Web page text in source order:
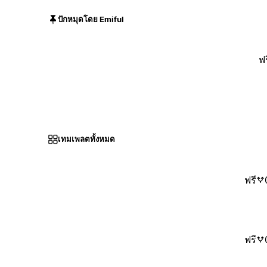
ปักหมุดโดย Emiful
ฟ
เทมเพลตทั้งหมด
ฟรี
ฟรี